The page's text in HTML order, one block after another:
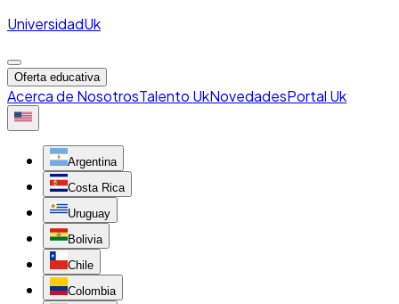
UniversidadUk
Oferta educativa
Acerca de NosotrosTalento UkNovedadesPortal Uk
Argentina
Costa Rica
Uruguay
Bolivia
Chile
Colombia